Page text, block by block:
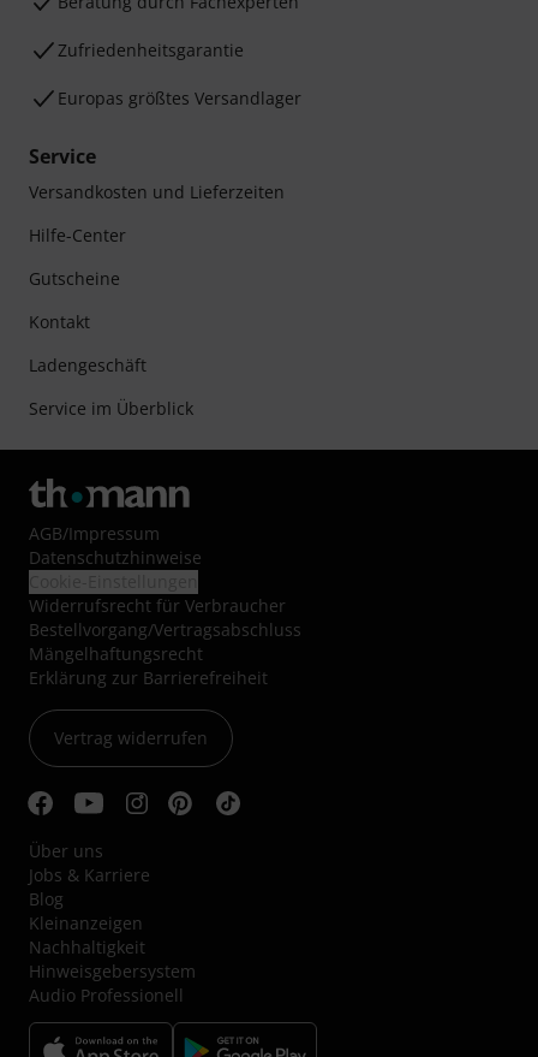
Zufriedenheitsgarantie
Europas größtes Versandlager
Service
Versandkosten und Lieferzeiten
Hilfe-Center
Gutscheine
Kontakt
Ladengeschäft
Service im Überblick
AGB/Impressum
Datenschutzhinweise
Widerrufsrecht für Verbraucher
Bestellvorgang/Vertragsabschluss
Mängelhaftungsrecht
Erklärung zur Barrierefreiheit
Vertrag widerrufen
Über uns
Jobs & Karriere
Blog
Kleinanzeigen
Nachhaltigkeit
Hinweisgebersystem
Audio Professionell